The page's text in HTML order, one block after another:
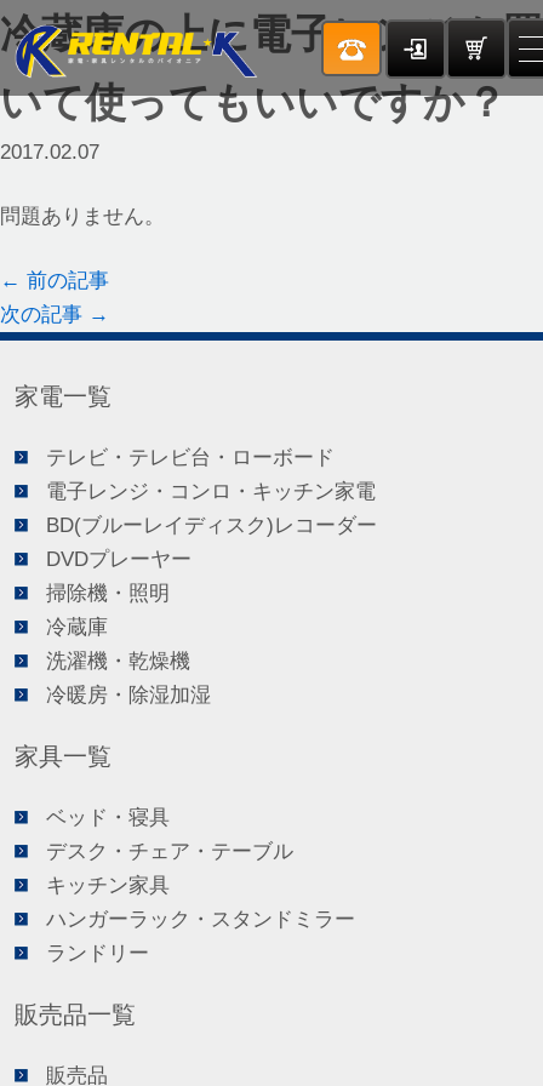
冷蔵庫の上に電子レンジを置
いて使ってもいいですか？
2017.02.07
問題ありません。
← 前の記事
次の記事 →
家電一覧
テレビ・テレビ台・ローボード
電子レンジ・コンロ・キッチン家電
BD(ブルーレイディスク)レコーダー
DVDプレーヤー
掃除機・照明
冷蔵庫
洗濯機・乾燥機
冷暖房・除湿加湿
家具一覧
ベッド・寝具
デスク・チェア・テーブル
キッチン家具
ハンガーラック・スタンドミラー
ランドリー
販売品一覧
販売品